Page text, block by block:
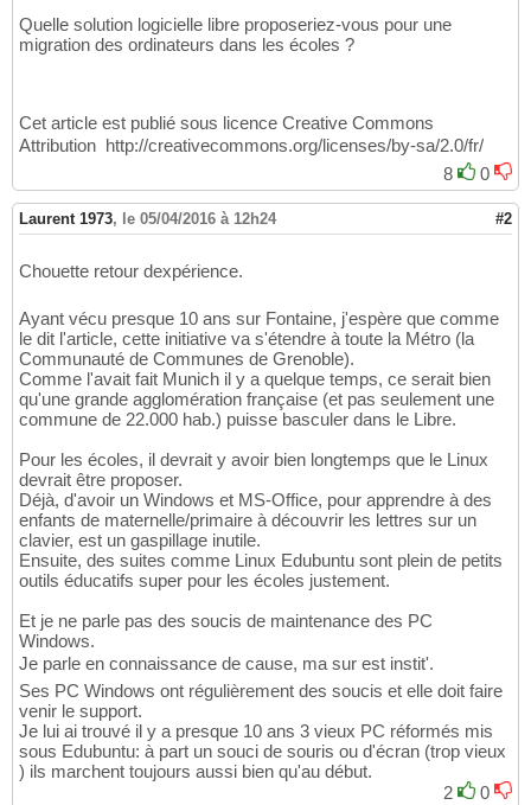
Quelle solution logicielle libre proposeriez-vous pour une
migration des ordinateurs dans les écoles ?
Cet article est publié sous licence Creative Commons
Attribution  http://creativecommons.org/licenses/by-sa/2.0/fr/
8
0
Laurent 1973, le 05/04/2016 à 12h24 #2
Chouette retour dexpérience.
Ayant vécu presque 10 ans sur Fontaine, j'espère que comme
le dit l'article, cette initiative va s'étendre à toute la Métro (la
Communauté de Communes de Grenoble).
Comme l'avait fait Munich il y a quelque temps, ce serait bien
qu'une grande agglomération française (et pas seulement une
commune de 22.000 hab.) puisse basculer dans le Libre.
Pour les écoles, il devrait y avoir bien longtemps que le Linux
devrait être proposer.
Déjà, d'avoir un Windows et MS-Office, pour apprendre à des
enfants de maternelle/primaire à découvrir les lettres sur un
clavier, est un gaspillage inutile.
Ensuite, des suites comme Linux Edubuntu sont plein de petits
outils éducatifs super pour les écoles justement.
Et je ne parle pas des soucis de maintenance des PC
Windows.
Je parle en connaissance de cause, ma sur est instit'.
Ses PC Windows ont régulièrement des soucis et elle doit faire
venir le support.
Je lui ai trouvé il y a presque 10 ans 3 vieux PC réformés mis
sous Edubuntu: à part un souci de souris ou d'écran (trop vieux
) ils marchent toujours aussi bien qu'au début.
2
0